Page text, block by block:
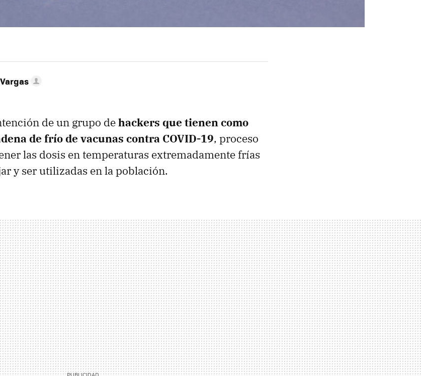
de un grupo dehackers que tienen como
de frío de vacunas contra COVID-19, proceso
las dosis en temperaturas extremadamente frías
y ser utilizadas en la población.